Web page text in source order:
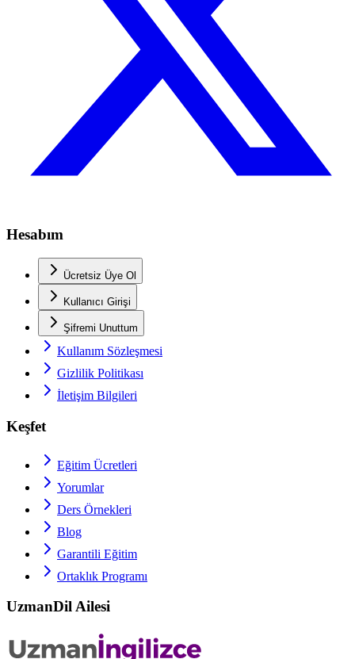
Hesabım
Ücretsiz Üye Ol
Kullanıcı Girişi
Şifremi Unuttum
Kullanım Sözleşmesi
Gizlilik Politikası
İletişim Bilgileri
Keşfet
Eğitim Ücretleri
Yorumlar
Ders Örnekleri
Blog
Garantili Eğitim
Ortaklık Programı
UzmanDil Ailesi